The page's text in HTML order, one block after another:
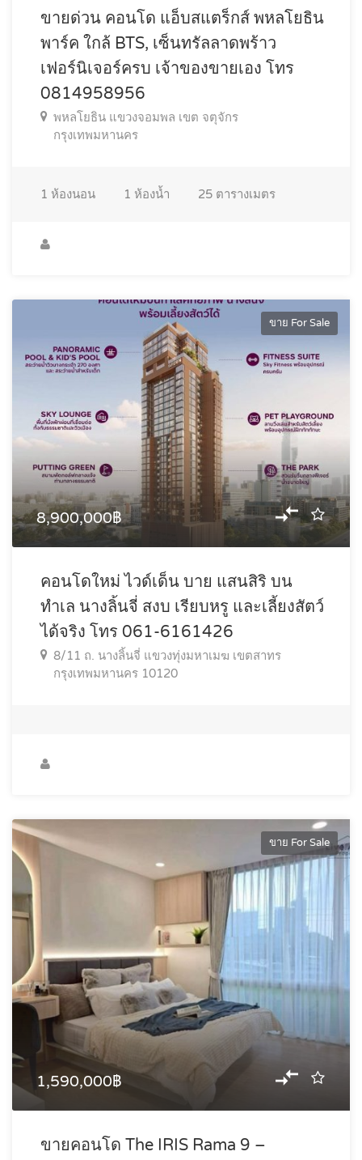
ขายด่วน คอนโด แอ็บสแตร็กส์ พหลโยธิน
พาร์ค ใกล้ BTS, เซ็นทรัลลาดพร้าว
เฟอร์นิเจอร์ครบ เจ้าของขายเอง โทร
0814958956
พหลโยธิน แขวงจอมพล เขต จตุจักร
กรุงเทพมหานคร
1 ห้องนอน 1 ห้องน้ำ 25 ตารางเมตร
ขาย For Sale
8,900,000฿
คอนโดใหม่ ไวด์เด็น บาย แสนสิริ บน
ทำเล นางลิ้นจี่ สงบ เรียบหรู และเลี้ยงสัตว์
ได้จริง โทร 061-6161426
8/11 ถ. นางลิ้นจี่ แขวงทุ่งมหาเมฆ เขตสาทร
กรุงเทพมหานคร 10120
ขาย For Sale
1,590,000฿
ขายคอนโด The IRIS Rama 9 –